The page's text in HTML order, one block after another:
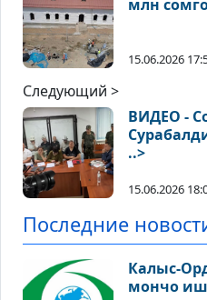
млн
15.06.2026
Следующий >
ВИДЕО -
..>
15.06.2026
Последние
Калыс-
мончо